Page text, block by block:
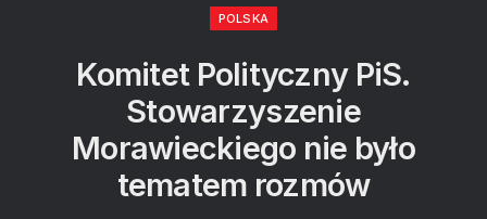
POLSKA
Komitet Polityczny PiS.
Stowarzyszenie
Morawieckiego nie było
tematem rozmów